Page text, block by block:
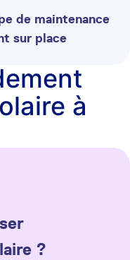
de maintenance
sur place
à
?